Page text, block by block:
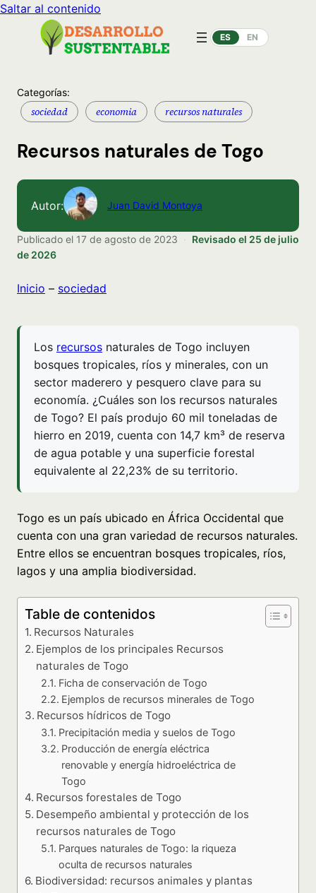
Saltar al contenido
ES EN
Categorías:
sociedad economia recursos naturales
Recursos naturales de Togo
Autor: Juan David Montoya
Publicado el 17 de agosto de 2023 · Revisado el 25 de julio
de 2026
Inicio – sociedad
Los recursos naturales de Togo incluyen
bosques tropicales, ríos y minerales, con un
sector maderero y pesquero clave para su
economía. ¿Cuáles son los recursos naturales
de Togo? El país produjo 60 mil toneladas de
hierro en 2019, cuenta con 14,7 km³ de reserva
de agua potable y una superficie forestal
equivalente al 22,23% de su territorio.
Togo es un país ubicado en África Occidental que
cuenta con una gran variedad de recursos naturales.
Entre ellos se encuentran bosques tropicales, ríos,
lagos y una amplia biodiversidad.
Table de contenidos
Recursos Naturales
Ejemplos de los principales Recursos
naturales de Togo
Ficha de conservación de Togo
Ejemplos de recursos minerales de Togo
Recursos hídricos de Togo
Precipitación media y suelos de Togo
Producción de energía eléctrica
renovable y energía hidroeléctrica de
Togo
Recursos forestales de Togo
Desempeño ambiental y protección de los
recursos naturales de Togo
Parques naturales de Togo: la riqueza
oculta de recursos naturales
Biodiversidad: recursos animales y plantas